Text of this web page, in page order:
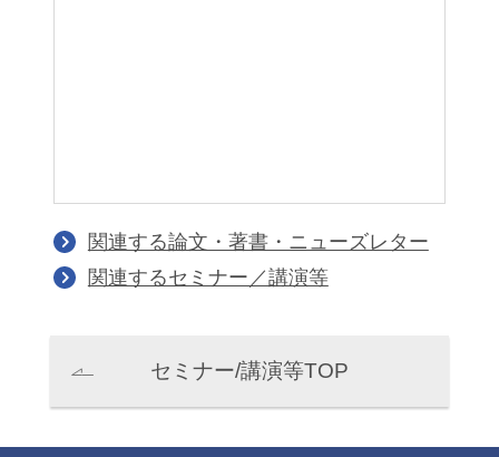
関連する論文・著書・ニューズレター
関連するセミナー／講演等
セミナー/講演等TOP